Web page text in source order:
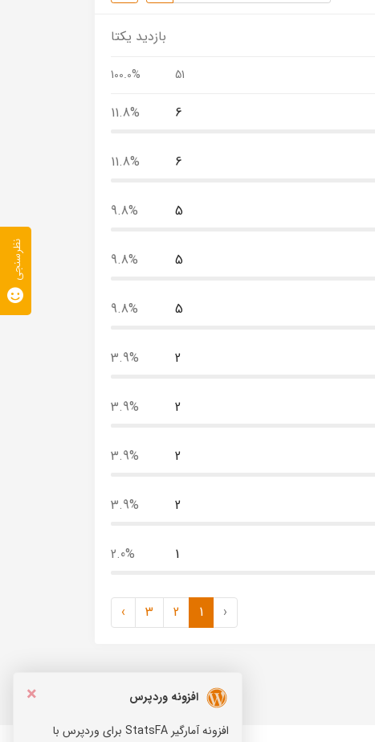
بازدید یکتا
51
100.0%
6
11.8%
6
11.8%
5
9.8%
5
9.8%
5
9.8%
2
3.9%
2
3.9%
2
3.9%
2
3.9%
1
2.0%
‹
1
2
3
›
×
افزونه وردپرس
افزونه آمارگیر StatsFA برای وردپرس با
نظرسنجی